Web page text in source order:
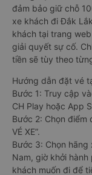
đảm bảo giữ chỗ
xe khách đi Đắk
khách tại trang web
giải quyết sự cố.
tiền sẽ tùy theo
Hướng dẫn đặt vé
Bước 1: Truy cập
CH Play hoặc App
Bước 2: Chọn điểm
VÉ XE”.
Bước 3: Chọn
Nam, giờ khởi
khách muốn đi để